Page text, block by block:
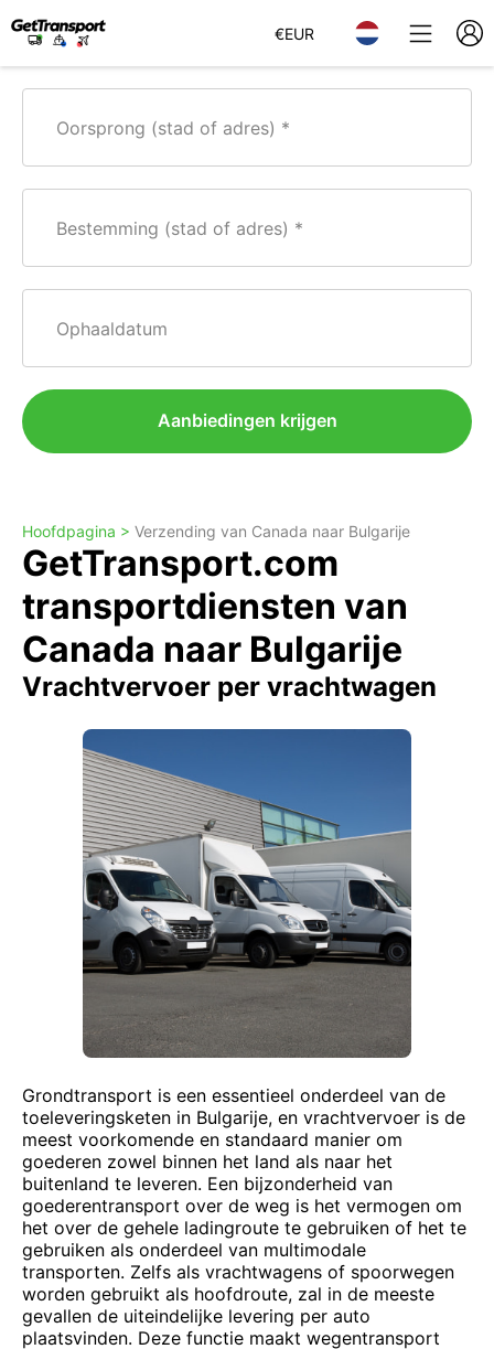
€EUR
Oorsprong (stad of adres)
Bestemming (stad of adres)
Ophaaldatum
Aanbiedingen krijgen
Hoofdpagina > Verzending van Canada naar Bulgarije
GetTransport.com
transportdiensten van
Canada naar Bulgarije
Vrachtvervoer per vrachtwagen
Grondtransport is een essentieel onderdeel van de
toeleveringsketen in Bulgarije, en vrachtvervoer is de
meest voorkomende en standaard manier om
goederen zowel binnen het land als naar het
buitenland te leveren. Een bijzonderheid van
goederentransport over de weg is het vermogen om
het over de gehele ladingroute te gebruiken of het te
gebruiken als onderdeel van multimodale
transporten. Zelfs als vrachtwagens of spoorwegen
worden gebruikt als hoofdroute, zal in de meeste
gevallen de uiteindelijke levering per auto
plaatsvinden. Deze functie maakt wegentransport